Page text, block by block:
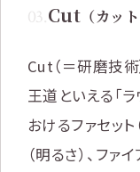
03.Cut （カット
Cut（＝研磨技術
王道といえる「
おけるファセッ
（明るさ）、フ